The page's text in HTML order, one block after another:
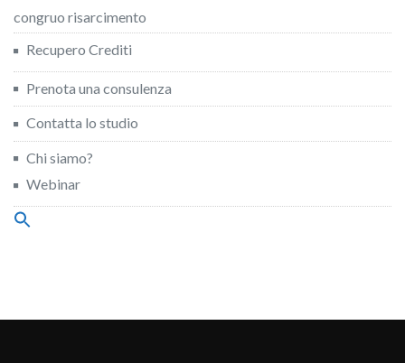
congruo risarcimento
Recupero Crediti
Prenota una consulenza
Contatta lo studio
Chi siamo?
Webinar
Search